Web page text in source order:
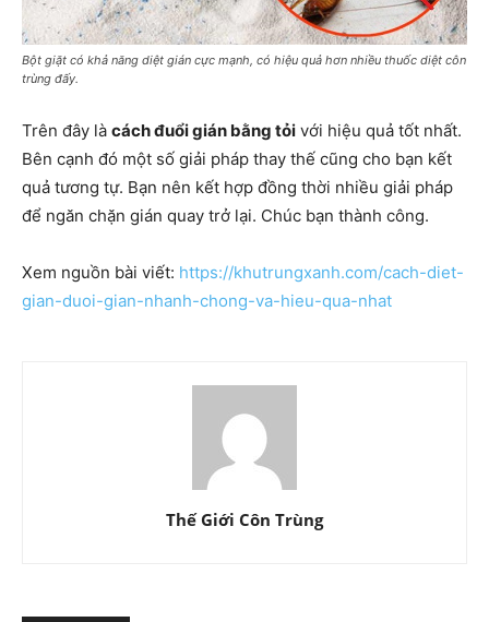
Bột giặt có khả năng diệt gián cực mạnh, có hiệu quả hơn nhiều thuốc diệt côn
trùng đấy.
Trên đây là cách đuổi gián bằng tỏi với hiệu quả tốt nhất.
Bên cạnh đó một số giải pháp thay thế cũng cho bạn kết
quả tương tự. Bạn nên kết hợp đồng thời nhiều giải pháp
để ngăn chặn gián quay trở lại. Chúc bạn thành công.
Xem nguồn bài viết: https://khutrungxanh.com/cach-diet-
gian-duoi-gian-nhanh-chong-va-hieu-qua-nhat
Thế Giới Côn Trùng